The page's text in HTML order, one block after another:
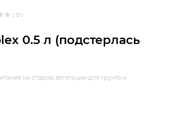
( 0 )
0.5 л (подстерлась
на стадию вегетации для грунта и